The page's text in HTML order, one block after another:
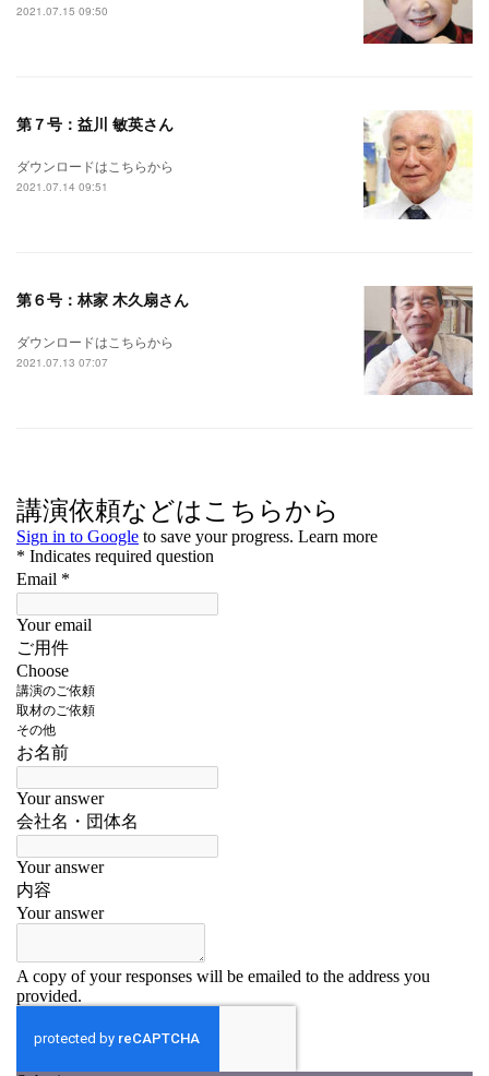
2021.07.15 09:50
第７号：益川 敏英さん
ダウンロードはこちらから
2021.07.14 09:51
第６号：林家 木久扇さん
ダウンロードはこちらから
2021.07.13 07:07